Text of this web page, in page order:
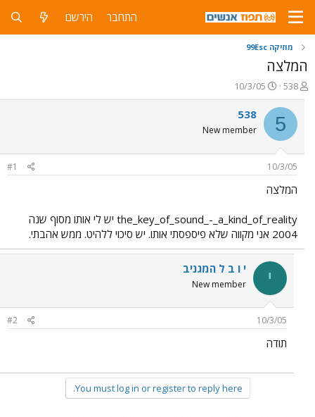
התחבר הירשם
מוזיקה 99Esc
המלצה
פ
ו
ת
ח
ה
ש
א
538
פ
ו
ס
ם
10/3/05
5
538
New member
10/3/05
#1
המלצה
the_key_of_sound_-_a_kind_of_reality יש לי אותו מסוף שנה
2004 אני מקווה שלא פיספסתי אותו. יש סיכוי ללהיט. ממש אהבתי.
י י ו ב ל המגניב
New member
10/3/05
#2
תודה
You must log in or register to reply here.